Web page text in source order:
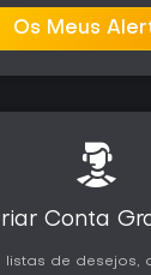
Os Meus
Conta
listas de desejos,